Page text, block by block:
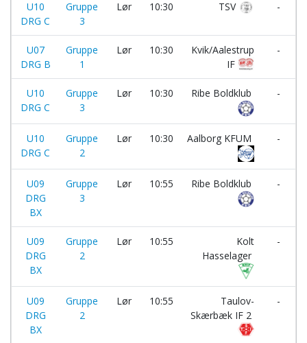
U10
DRG C
Gruppe
3
Lør 10:30 TSV -
U07
DRG B
Gruppe
1
Lør 10:30
Kvik/Aalestrup
IF
-
U10
DRG C
Gruppe
3
Lør 10:30 Ribe Boldklub
-
U10
DRG C
Gruppe
2
Lør 10:30 Aalborg KFUM
-
U09
DRG
BX
Gruppe
3
Lør 10:55 Ribe Boldklub
-
U09
DRG
BX
Gruppe
2
Lør 10:55
Kolt
Hasselager
-
U09
DRG
BX
Gruppe
2
Lør 10:55
Taulov-
Skærbæk IF 2
-